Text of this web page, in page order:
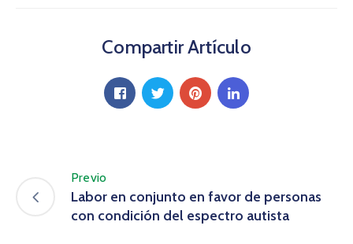
Compartir Artículo
Previo
Labor en conjunto en favor de personas
con condición del espectro autista